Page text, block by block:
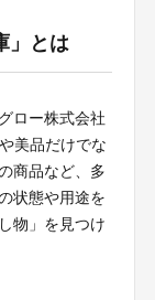
」とは
ロー株式会社
美品だけでな
商品など、多
状態や用途を
物」を見つけ